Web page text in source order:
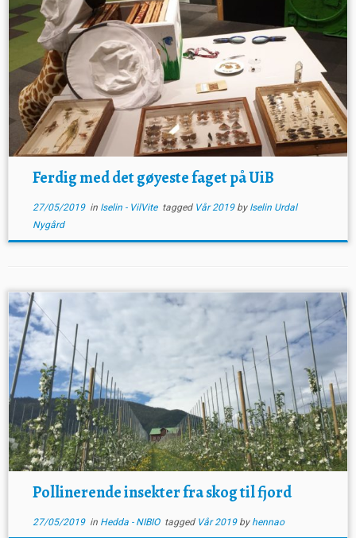
Ferdig med det gøyeste faget på UiB
27/05/2019in Iselin - VilVite tagged Vår 2019 by Iselin Urdal
Nygård
Pollinerende insekter fra skog til fjord
27/05/2019in Hedda - NIBIO tagged Vår 2019 by hennao